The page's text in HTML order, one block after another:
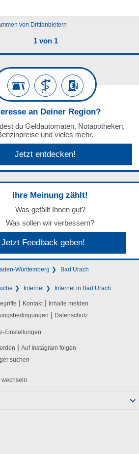
von Drittanbietern
1 von 1
an Deiner Region?
du Geldautomaten, Notapotheken,
und vieles mehr.
Jetzt entdecken!
Ihre Meinung zählt!
Was gefällt Ihnen gut?
Was sollen wir verbessern?
Jetzt Feedback geben!
Württemberg Bad Urach
Internet Internet in Bad Urach
| Kontakt | Inhalte melden
| Datenschutz
Einstellungen
| Auf Instagram folgen
suchen
wechseln